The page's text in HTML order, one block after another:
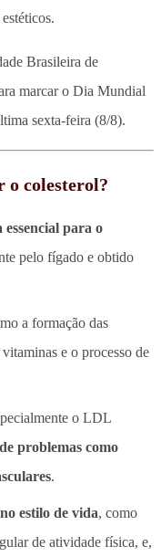
Brasileira de
marcar o Dia Mundial
sexta-feira (8/8).
o colesterol?
para o
pelo fígado e obtido
a formação das
e o processo de
o LDL
problemas como
.
estilo de vida, como
de atividade física, e,